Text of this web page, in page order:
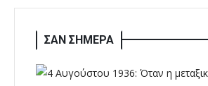
ΣΑΝ ΣΗΜΕΡΑ